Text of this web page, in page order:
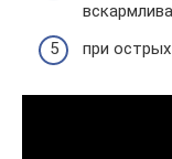
при